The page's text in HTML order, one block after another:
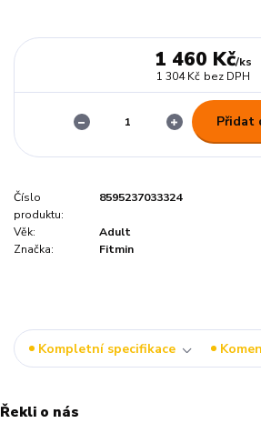
1 460 Kč/ks
1 304 Kč bez DPH
Přidat
Číslo
produktu:
8595237033324
Věk:
Adult
Značka:
Fitmin
Kompletní specifikace
Řekli o nás